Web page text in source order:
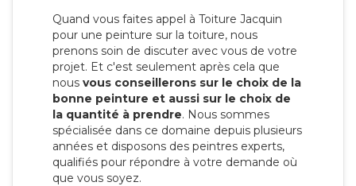
Quand vous faites appel à Toiture Jacquin
pour une peinture sur la toiture, nous
prenons soin de discuter avec vous de votre
projet. Et c'est seulement après cela que
nous vous conseillerons sur le choix de la
bonne peinture et aussi sur le choix de
la quantité à prendre. Nous sommes
spécialisée dans ce domaine depuis plusieurs
années et disposons des peintres experts,
qualifiés pour répondre à votre demande où
que vous soyez.